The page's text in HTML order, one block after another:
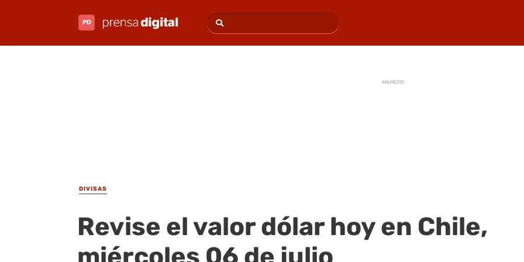
ANUNCIOS
DIVISAS
Revise el valor dólar hoy en Chile,